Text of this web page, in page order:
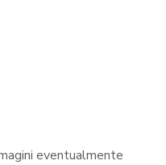
eventualmente